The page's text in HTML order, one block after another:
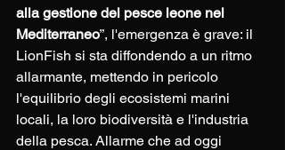
alla gestione del pesce leone nel
Mediterraneo”, l'emergenza è grave: il
LionFish si sta diffondendo a un ritmo
allarmante, mettendo in pericolo
l'equilibrio degli ecosistemi marini
locali, la loro biodiversità e l'industria
della pesca. Allarme che ad oggi